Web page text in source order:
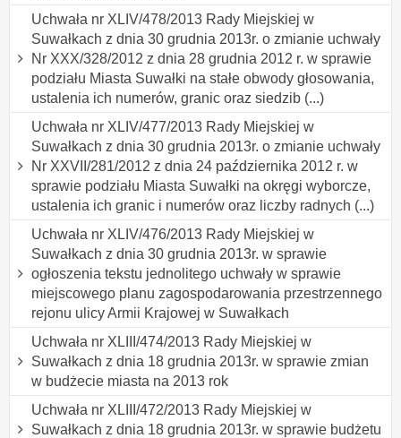
Uchwała nr XLIV/478/2013 Rady Miejskiej w
Suwałkach z dnia 30 grudnia 2013r. o zmianie uchwały
Nr XXX/328/2012 z dnia 28 grudnia 2012 r. w sprawie
podziału Miasta Suwałki na stałe obwody głosowania,
ustalenia ich numerów, granic oraz siedzib (...)
Uchwała nr XLIV/477/2013 Rady Miejskiej w
Suwałkach z dnia 30 grudnia 2013r. o zmianie uchwały
Nr XXVII/281/2012 z dnia 24 października 2012 r. w
sprawie podziału Miasta Suwałki na okręgi wyborcze,
ustalenia ich granic i numerów oraz liczby radnych (...)
Uchwała nr XLIV/476/2013 Rady Miejskiej w
Suwałkach z dnia 30 grudnia 2013r. w sprawie
ogłoszenia tekstu jednolitego uchwały w sprawie
miejscowego planu zagospodarowania przestrzennego
rejonu ulicy Armii Krajowej w Suwałkach
Uchwała nr XLIII/474/2013 Rady Miejskiej w
Suwałkach z dnia 18 grudnia 2013r. w sprawie zmian
w budżecie miasta na 2013 rok
Uchwała nr XLIII/472/2013 Rady Miejskiej w
Suwałkach z dnia 18 grudnia 2013r. w sprawie budżetu